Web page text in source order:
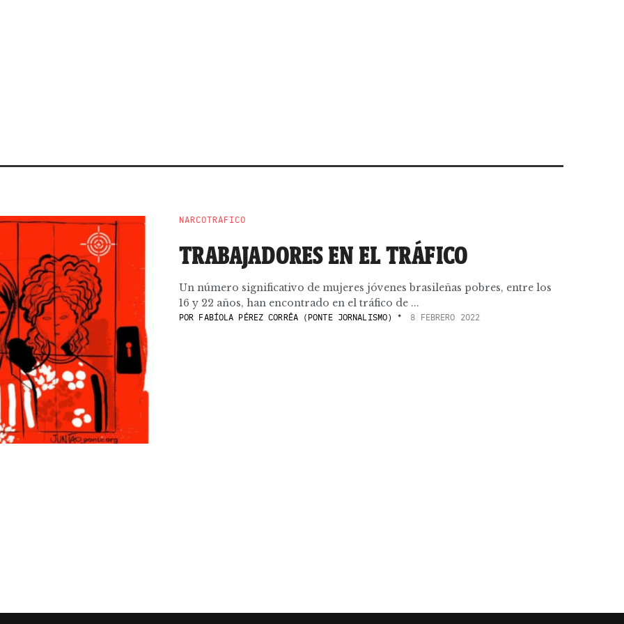
NARCOTRÁFICO
TRABAJADORES EN EL TRÁFICO
Un número significativo de mujeres jóvenes brasileñas pobres, entre los
16 y 22 años, han encontrado en el tráfico de ...
POR FABÍOLA PÉREZ CORRÊA (PONTE JORNALISMO) * 8 FEBRERO 2022